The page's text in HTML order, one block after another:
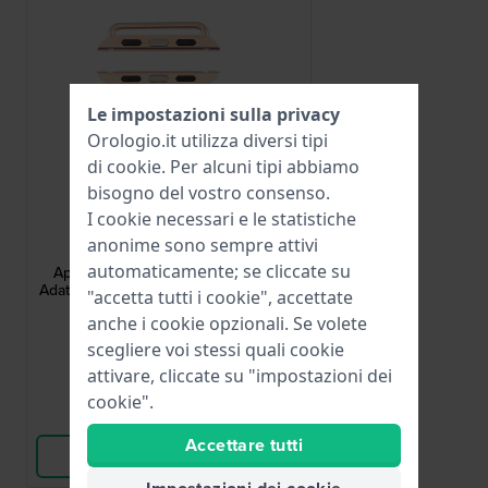
Apple Watch
AA-S-R-M-22-L
Apple Watch Strap Adapter - Small
Adattatore opaco per cassa 38-40 mm
e cinturino 22 mm
3,95 €
● Disponibile
Confronta
Vedi i prodotti
Le impostazioni sulla privacy
Orologio.it utilizza diversi tipi
di cookie. Per alcuni tipi abbiamo
bisogno del vostro consenso.
I cookie necessari e le statistiche
anonime sono sempre attivi
automaticamente; se cliccate su
"accetta tutti i cookie", accettate
anche i cookie opzionali. Se volete
scegliere voi stessi quali cookie
attivare, cliccate su "impostazioni dei
cookie".
Accettare tutti